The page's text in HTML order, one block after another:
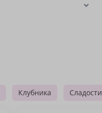
Клубника Сладости